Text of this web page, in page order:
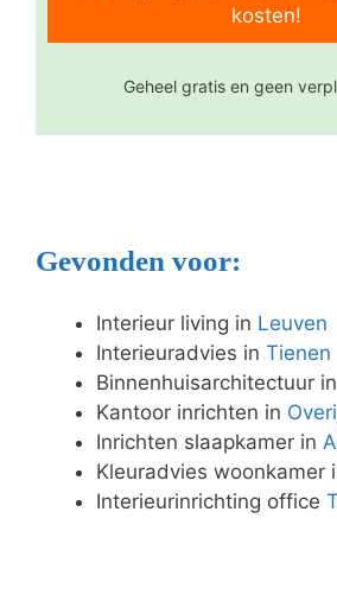
kosten!
Geheel gratis en geen
Gevonden voor:
Interieur living in Leuven
Interieuradvies in Tienen
Binnenhuisarchitectuur in
Kantoor inrichten in
Inrichten slaapkamer in
Kleuradvies woonkamer
Interieurinrichting office